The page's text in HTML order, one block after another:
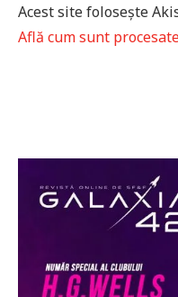
Acest site folosește
Află cum sunt